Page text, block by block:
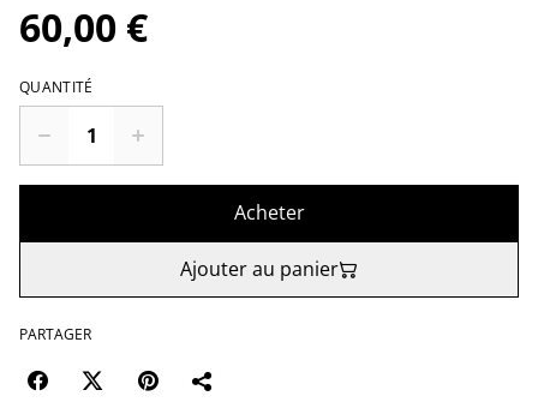
60,00 €
QUANTITÉ
Acheter
Ajouter au panier
PARTAGER